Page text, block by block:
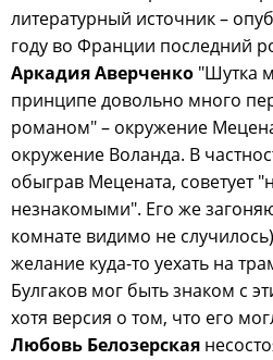
литературный источник –
году во Франции последний
Аркадия Аверченко "Шутка
принципе довольно много
романом" – окружение
окружение Воланда. В
обыграв Мецената, советует
незнакомыми". Его же
комнате видимо не
желание куда-то уехать на
Булгаков мог быть знаком с
хотя версия о том, что его
Любовь Белозерская